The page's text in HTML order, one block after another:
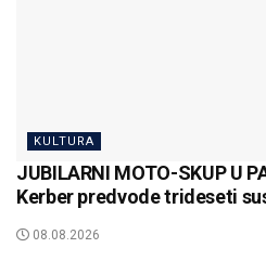
KULTURA
JUBILARNI MOTO-SKUP U
Kerber predvode trideseti
08.08.2026